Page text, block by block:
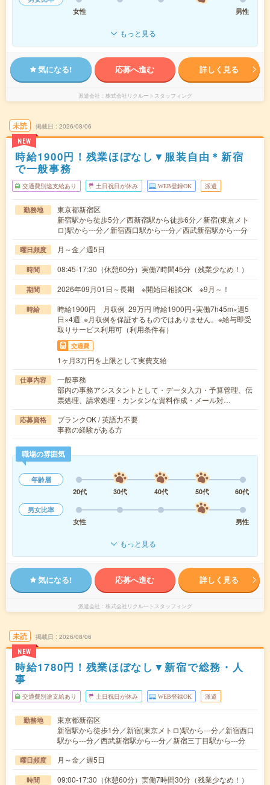
女性
男性
もっと見る
気になる! 応募へ進む 詳しく見る
派遣会社 株式会社リクルートスタッフィング
未読
NEW
掲載日 2026/08/06
時給1900円！残業ほぼなし▼服装自由＊新宿
で一般事務
交通費別途支給あり 土日祝日が休み WEB登録OK 派遣
勤務地
東京都新宿区
新宿駅から徒歩5分／西新宿駅から徒歩6分／新宿(東京メト
ロ)駅から---分／新宿西口駅から---分／西武新宿駅から---分
曜日頻度 月～金／週5日
時間 08:45-17:30（休憩60分）実働7時間45分（残業少なめ！）
期間 2026年09月01日～長期 ※開始日相談OK ※9月～！
時給
時給1900円 月収例 29万円 時給1900円×実働7h45m×週5
日×4週 ※月収例を保証するものではありません。※給与即受
取りサービス利用可（利用条件有）
交通費
1ヶ月3万円を上限として実費支給
仕事内容
一般事務
部内の事務アシスタントとして・データ入力・予算管理、伝
票処理、請求処理・カンタンな資料作成・メール対…
応募資格
ブランクOK / 英語力不要
事務の経験がある方
職場の雰囲気
年齢層
20代
30代 40代 50代
60代
男女比率
女性
男性
もっと見る
気になる! 応募へ進む 詳しく見る
派遣会社 株式会社リクルートスタッフィング
未読
NEW
掲載日 2026/08/06
時給1780円！残業ほぼなし▼新宿で総務・人
事
交通費別途支給あり 土日祝日が休み WEB登録OK 派遣
勤務地
東京都新宿区
新宿駅から徒歩1分／新宿(東京メトロ)駅から---分／新宿西口
駅から---分／西武新宿駅から---分／新宿三丁目駅から---分
曜日頻度 月～金／週5日
時間 09:00-17:30（休憩60分）実働7時間30分（残業少なめ！）